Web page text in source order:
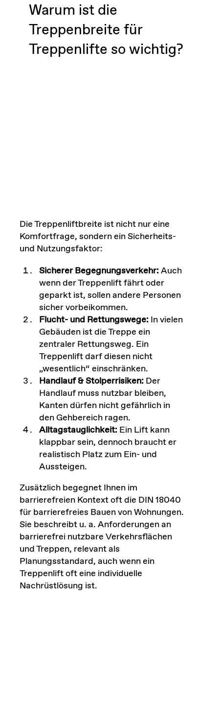
Warum ist die
Treppenbreite für
Treppenlifte so wichtig?
Die Treppenliftbreite ist nicht nur eine
Komfortfrage, sondern ein Sicherheits-
und Nutzungsfaktor:
Sicherer Begegnungsverkehr:Auch
wenn der Treppenlift fährt oder
geparkt ist, sollen andere Personen
sicher vorbeikommen.
Flucht- und Rettungswege:In vielen
Gebäuden ist die Treppe ein
zentraler Rettungsweg. Ein
Treppenlift darf diesen nicht
„wesentlich“ einschränken.
Handlauf & Stolperrisiken:Der
Handlauf muss nutzbar bleiben,
Kanten dürfen nicht gefährlich in
den Gehbereich ragen.
Alltagstauglichkeit:Ein Lift kann
klappbar sein, dennoch braucht er
realistisch Platz zum Ein- und
Aussteigen.
Zusätzlich begegnet Ihnen im
barrierefreien Kontext oft die DIN 18040
für barrierefreies Bauen von Wohnungen.
Sie beschreibt u. a. Anforderungen an
barrierefrei nutzbare Verkehrsflächen
und Treppen, relevant als
Planungsstandard, auch wenn ein
Treppenlift oft eine individuelle
Nachrüstlösung ist.